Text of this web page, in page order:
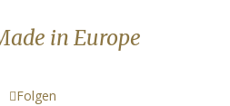
in Europe
Folgen